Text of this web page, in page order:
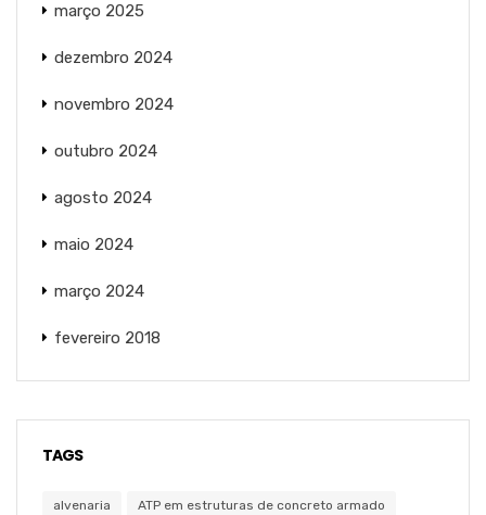
março 2025
dezembro 2024
novembro 2024
outubro 2024
agosto 2024
maio 2024
março 2024
fevereiro 2018
TAGS
alvenaria ATP em estruturas de concreto armado